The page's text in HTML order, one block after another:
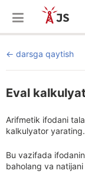
darsga qaytish
Eval
Arifmetik ifodani
kalkulyator yarating.
Bu vazifada
baholang va